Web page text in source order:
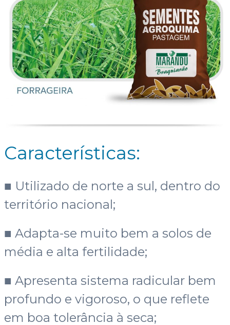
Características:
■ Utilizado de norte a sul, dentro do
território nacional;
■ Adapta-se muito bem a solos de
média e alta fertilidade;
■ Apresenta sistema radicular bem
profundo e vigoroso, o que reflete
em boa tolerância à seca;